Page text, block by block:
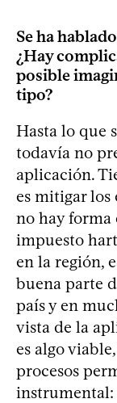
Se ha
¿Hay
posible
tipo?
Hasta lo que
todavía no
aplicación.
es mitigar los
no hay forma
impuesto
en la región,
buena parte
país y en
vista de la
es algo
procesos
instrumental: